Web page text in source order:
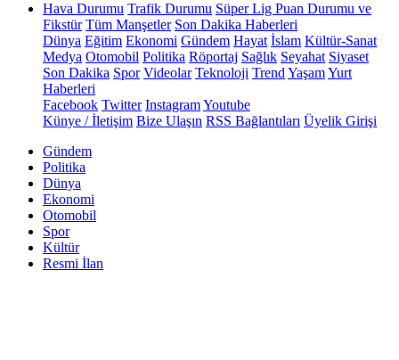
Hava Durumu Trafik Durumu Süper Lig Puan Durumu ve
Fikstür Tüm Manşetler Son Dakika Haberleri
Dünya Eğitim Ekonomi Gündem Hayat İslam Kültür-Sanat
Medya Otomobil Politika Röportaj Sağlık Seyahat Siyaset
Son Dakika Spor Videolar Teknoloji Trend YaşamYurt
Haberleri
Facebook Twitter InstagramYoutube
Künye / İletişim Bize Ulaşın RSS Bağlantıları Üyelik Girişi
Gündem
Politika
Dünya
Ekonomi
Otomobil
Spor
Kültür
Resmi İlan